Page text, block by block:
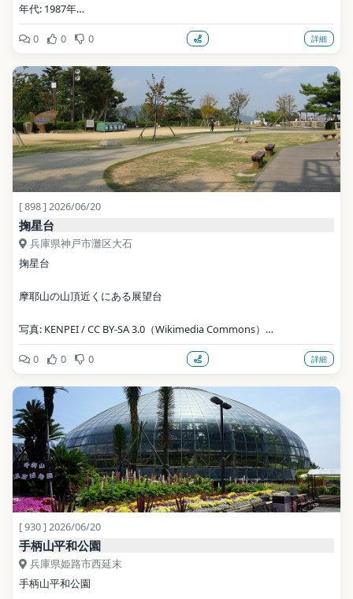
年代: 1987年
写真: 663highland / CC BY 2.5（Wikimedia Commons）
地点データ: Wikidata (CC0)
0 0 0 詳細
[ 898 ] 2026/06/20
掬星台
兵庫県神戸市灘区大石
掬星台
摩耶山の山頂近くにある展望台
写真: KENPEI / CC BY-SA 3.0（Wikimedia Commons）
地点データ: Wikidata (CC0)
0 0 0 詳細
[ 930 ] 2026/06/20
手柄山平和公園
兵庫県姫路市西延末
手柄山平和公園